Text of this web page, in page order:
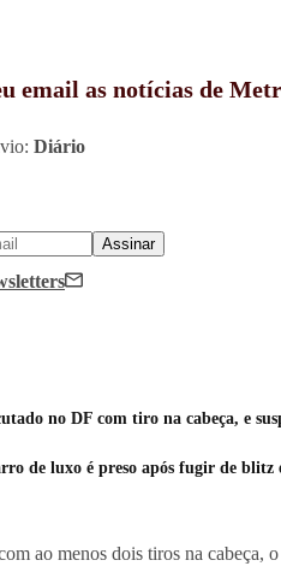
email as notícias de
Diário
Assinar
no DF com tiro na cabeça, e
de luxo é preso após fugir de
ao menos dois tiros na cabeça,